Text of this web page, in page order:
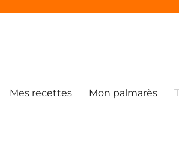
Mes recettes Mon palmarès